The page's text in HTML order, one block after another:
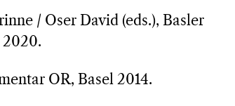
/ Oser David (eds.), Basler
2020.
OR, Basel 2014.